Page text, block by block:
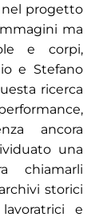
nel progetto
ma
e corpi,
e Stefano
ricerca
ancora
una
chiamarli
storici
e